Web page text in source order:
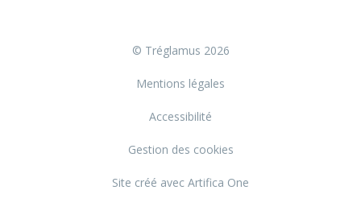
© Tréglamus 2026
Mentions légales
Accessibilité
Gestion des cookies
Site créé avec Artifica One